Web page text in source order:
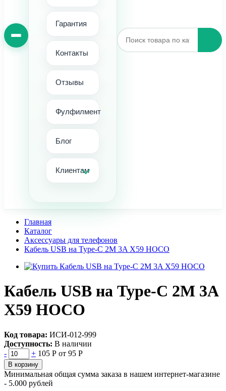
Гарантия
Контакты
Отзывы
Фулфилмент
Блог
Клиентам
Главная
Каталог
Аксессуары для телефонов
Кабель USB на Type-C 2M 3A X59 HOCO
Кабель USB на Type-C 2M 3A
X59 HOCO
Код товара: ИСИ-012-999
Доступность: В наличии
-
+ 105 Р от 95 Р
В корзину
Минимальная общая сумма заказа в нашем интернет-магазине
- 5.000 рублей